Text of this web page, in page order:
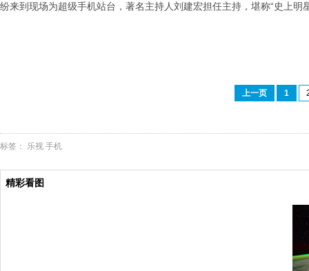
纷来到现场为超级手机站台，著名主持人刘建宏担任主持，堪称“史上明
上一页 1
标签： 乐视 手机
精彩看图